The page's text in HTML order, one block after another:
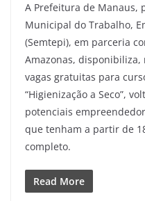
A Prefeitura de Manaus,
Municipal do Trabalho,
(Semtepi), em parceria
Amazonas,
vagas gratuitas para
“Higienização a Seco”,
potenciais
que tenham a partir de
completo.
Read More